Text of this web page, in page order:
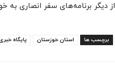
از دیگر برنامه‌های سفر انصاری به
برچسب ها استان خوزستان پایگاه